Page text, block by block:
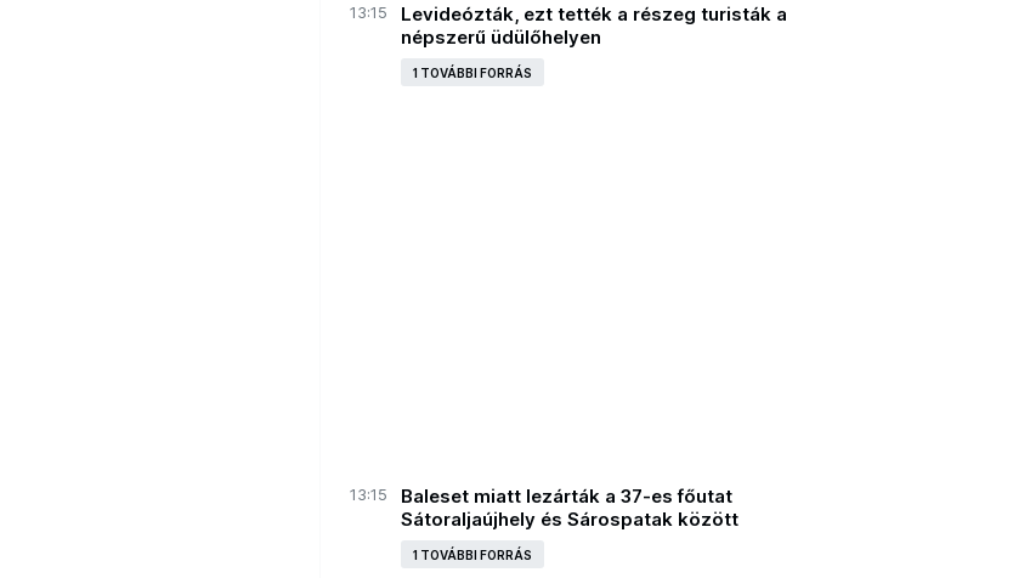
13:15
Levideózták, ezt tették a részeg turisták a
népszerű üdülőhelyen
1 TOVÁBBI FORRÁS
13:15
Baleset miatt lezárták a 37-es főutat
Sátoraljaújhely és Sárospatak között
1 TOVÁBBI FORRÁS